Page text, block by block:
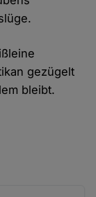
gezügelt
bleibt.